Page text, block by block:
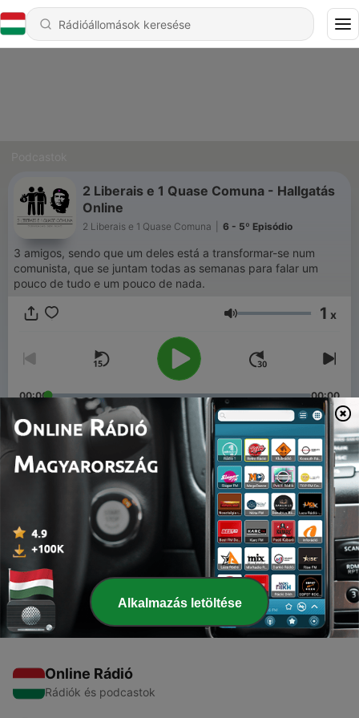
2 Liberais e 1 Quase Comuna - Hallgatás
Online
2 Liberais e 1 Quase Comuna 6 - 5º Episódio
3 amigos, sendo que um deles está a transformar-se num
comunista, que se juntam todas as semanas para falar um
pouco de tudo e um pouco de nada.
Hangerő 1 x
00:00 00:00
Epizódok
5º Episódio
5 - 4º Episódio
16 dec. 2016
Online Rádió
Rádiók és podcastok
Alkalmazás letöltése